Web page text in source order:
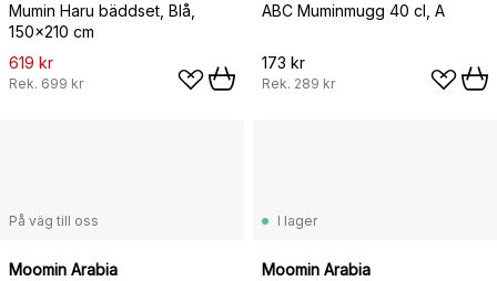
Mumin Haru bäddset, Blå,
150x210 cm
619 kr
Rek. 699 kr
ABC Muminmugg 40 cl, A
173 kr
Rek. 289 kr
På väg till oss
Moomin Arabia
I lager
Moomin Arabia